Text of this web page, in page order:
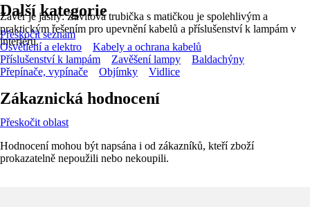
Závěr je jasný: Závitová trubička s matičkou je spolehlivým a
praktickým řešením pro upevnění kabelů a příslušenství k lampám v
interiéru.
Další kategorie
Přeskočit seznam
Osvětlení a elektro
Kabely a ochrana kabelů
Příslušenství k lampám
Zavěšení lampy
Baldachýny
Přepínače, vypínače
Objímky Vidlice
Zákaznická hodnocení
Přeskočit oblast
Hodnocení mohou být napsána i od zákazníků, kteří zboží
prokazatelně nepoužili nebo nekoupili.